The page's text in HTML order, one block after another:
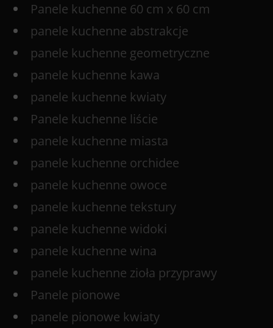
Panele kuchenne 60 cm x 60 cm
panele kuchenne abstrakcje
panele kuchenne geometryczne
panele kuchenne kawa
panele kuchenne kwiaty
Panele kuchenne liście
panele kuchenne miasta
panele kuchenne orchidee
panele kuchenne owoce
panele kuchenne tekstury
panele kuchenne widoki
panele kuchenne wina
panele kuchenne zioła przyprawy
Panele pionowe
panele pionowe kwiaty